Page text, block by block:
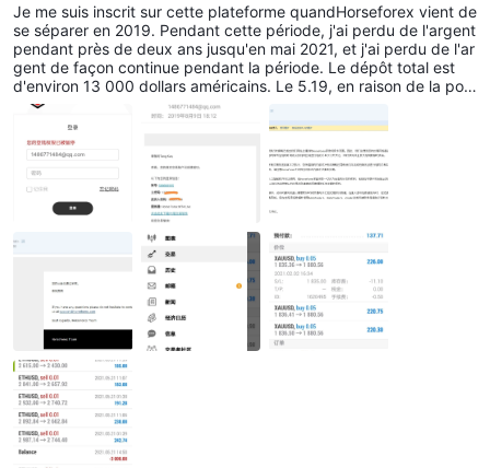
Je me suis inscrit sur cette plateforme quandHorseforex vient de
se séparer en 2019. Pendant cette période, j'ai perdu de l'argent
pendant près de deux ans jusqu'en mai 2021, et j'ai perdu de l'ar
gent de façon continue pendant la période. Le dépôt total est
d'environ 13 000 dollars américains. Le 5.19, en raison de la posi
tion courte sur Bitcoin et Ethereum, les pertes précédentes ont é
té récupérées. Ensuite, j'ai demandé un retrait de 3 000 $ US da
ns le back-end le 5.20. Le 5.21, leHorseforex plate-forme a envo
yé un e-mail indiquant que la demande de retrait avait été appro
uvée. Pendant la période, le compte n'est pas arrivé. Le 5.23,Ho
rseforex m'a envoyé un courriel disant que j'avais enfreint les règ
les, que j'avais utilisé des robots d'arbitrage et que j'avais profité
du retard de la cotation. Mon compte MT4 a été bloqué directe
ment, et il m'a également été interdit de me connecter en back-e
nd. j'ai contactéHorseforex et leur a demandé de sortir ma liste d
e transactions et de fournir la preuve de ma violation.Horseforex
N'a pas répondu. Si je pouvais les utiliser, est-ce que je perdrais
deux ans avant de les utiliser ? Serait-ce queHorseforex ne peut
que perdre de l'argent, pas en gagner, et s'il en rapporte, c'est u
ne opération illégale ? La perte est-elle un fonctionnement corre
ct ? Et ce que je paie, c'est toujours mon propre principal. N'est-
ce pas bon ? De 5.23 à maintenant, je contacteHorseforex tous l
es jours sans aucune réponse. Voulez-vous juste manger le princ
ipal du client directement comme ça ?Horseforex , rembourser m
on capital et mon argent durement gagné.